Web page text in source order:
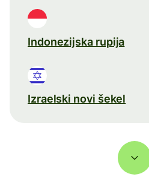
Indonezijska rupija
Izraelski novi šekel